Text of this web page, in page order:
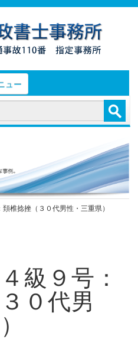
ュー
初回申請）
異議申立）
傷の教科書
椎捻挫（３０代男性・三重県）
級９号：
０代男